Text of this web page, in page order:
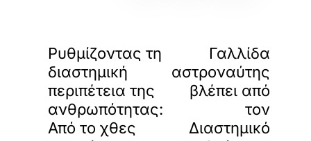
Ρυθμίζοντας τη
διαστημική
περιπέτεια της
ανθρωπότητας:
Από το χθες
Γαλλίδα
αστροναύτης
βλέπει από
τον
Διαστημικό